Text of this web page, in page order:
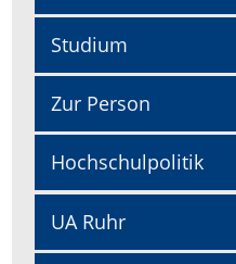
Studium
Zur Person
Hochschulpolitik
UA Ruhr